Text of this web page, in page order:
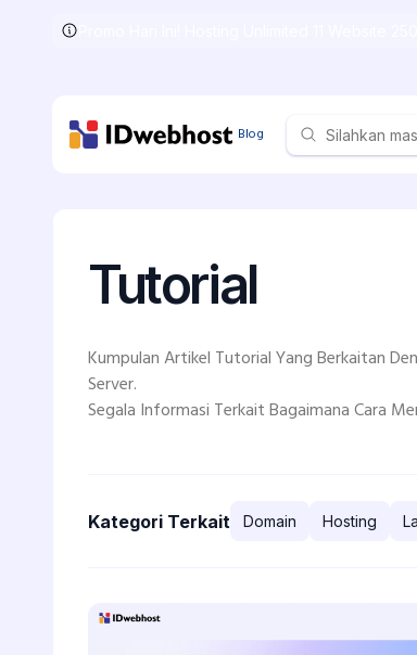
Blog
Tutorial
Kumpulan Artikel Tutorial Yang Berkaitan
Server.
Segala Informasi Terkait Bagaimana Cara
Kategori Terkait Domain Hosting